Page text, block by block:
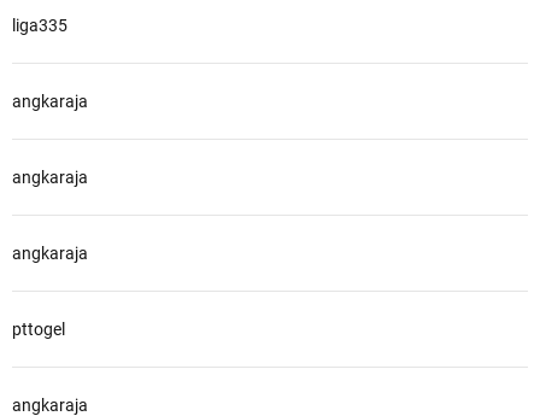
liga335
angkaraja
angkaraja
angkaraja
pttogel
angkaraja